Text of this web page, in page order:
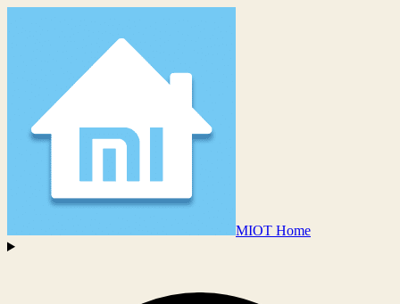
MIOT Home